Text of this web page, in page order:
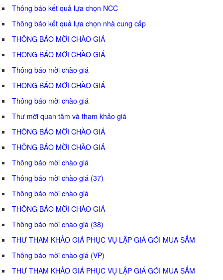
Thông báo kết quả lựa chọn NCC
Thông báo kết quả lựa chọn nhà cung cấp
THÔNG BÁO MỜI CHÀO GIÁ
THÔNG BÁO MỜI CHÀO GIÁ
Thông báo mời chào giá
THÔNG BÁO MỜI CHÀO GIÁ
Thông báo mời chào giá
Thư mời quan tâm và tham khảo giá
THÔNG BÁO MỜI CHÀO GIÁ
THÔNG BÁO MỜI CHÀO GIÁ
Thông báo mời chào giá
Thông báo mời chào giá (37)
Thông báo mời chào giá
THÔNG BÁO MỜI CHÀO GIÁ
Thông báo mời chào giá (38)
THƯ THAM KHẢO GIÁ PHỤC VỤ LẬP GIÁ GÓI MUA SẮM
Thông báo mời chào giá (VP)
THƯ THAM KHẢO GIÁ PHỤC VỤ LẬP GIÁ GÓI MUA SẮM